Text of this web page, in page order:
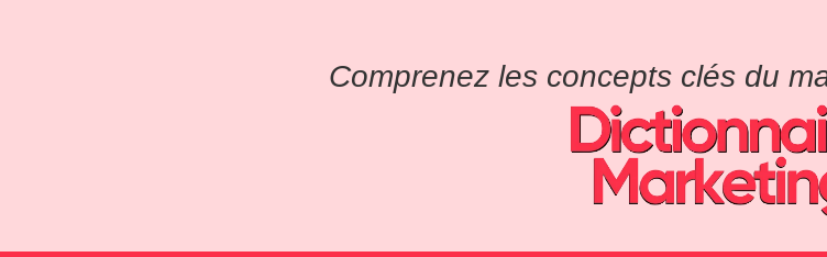
Comprenez les concepts clés du